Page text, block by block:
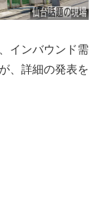
インバウンド需
、詳細の発表を